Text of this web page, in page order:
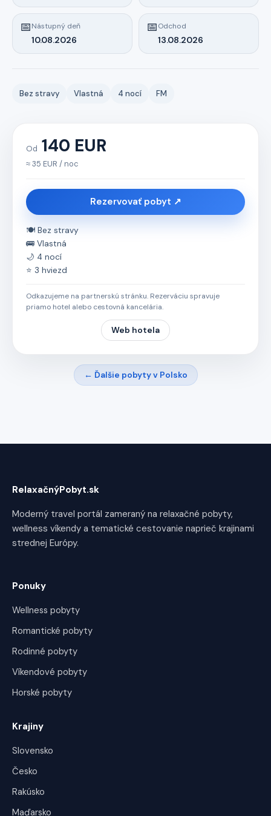
📅Nástupný deň
10.08.2026
📅Odchod
13.08.2026
Bez stravy Vlastná 4 nocí FM
Od 140 EUR
≈ 35 EUR / noc
Rezervovať pobyt ↗
🍽️ Bez stravy
🚌 Vlastná
🌙 4 nocí
⭐ 3 hviezd
Odkazujeme na partnerskú stránku. Rezerváciu spravuje
priamo hotel alebo cestovná kancelária.
Web hotela
← Ďalšie pobyty v Polsko
RelaxačnýPobyt.sk
Moderný travel portál zameraný na relaxačné pobyty,
wellness víkendy a tematické cestovanie naprieč krajinami
strednej Európy.
Ponuky
Wellness pobyty
Romantické pobyty
Rodinné pobyty
Víkendové pobyty
Horské pobyty
Krajiny
Slovensko
Česko
Rakúsko
Maďarsko